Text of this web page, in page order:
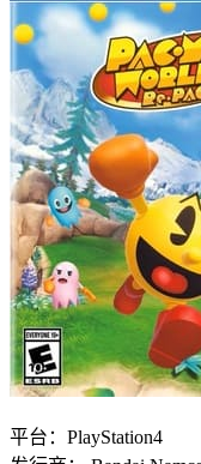
平台：PlayStation4